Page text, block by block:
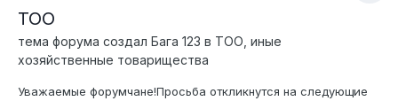
ТОО
тема форума создал Бага 123 в ТОО, иные
хозяйственные товарищества
Уважаемые форумчане!Просьба откликнутся на следующие